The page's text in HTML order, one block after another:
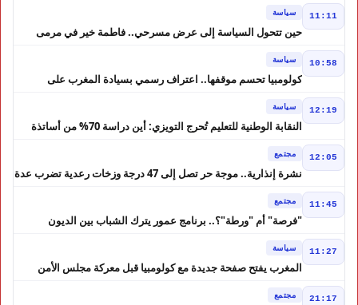
11:11 سياسة
حين تتحول السياسة إلى عرض مسرحي.. فاطمة خير في مرمى
10:58 سياسة
كولومبيا تحسم موقفها.. اعتراف رسمي بسيادة المغرب على
12:19 سياسة
النقابة الوطنية للتعليم تُحرج التويزي: أين دراسة 70% من أساتذة
12:05 مجتمع
نشرة إنذارية.. موجة حر تصل إلى 47 درجة وزخات رعدية تضرب عدة
11:45 مجتمع
"فرصة" أم "ورطة"؟.. برنامج عمور يترك الشباب بين الديون
11:27 سياسة
المغرب يفتح صفحة جديدة مع كولومبيا قبل معركة مجلس الأمن
21:17 مجتمع